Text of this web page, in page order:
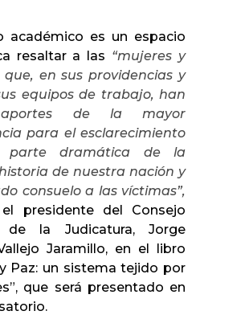
académico es un espacio
resaltar a las “mujeres y
en sus providencias y
equipos de trabajo, han
de la mayor
para el esclarecimiento
parte dramática de la
de nuestra nación y
consuelo a las víctimas”,
presidente del Consejo
de la Judicatura, Jorge
Jaramillo, en el libro
Paz: un sistema tejido por
que será presentado en